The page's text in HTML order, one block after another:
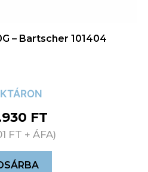
– Bartscher 101404
FT
FT + ÁFA)